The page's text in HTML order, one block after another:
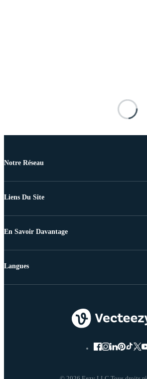
Notre Réseau
Liens Du Site
En Savoir Davantage
Langues